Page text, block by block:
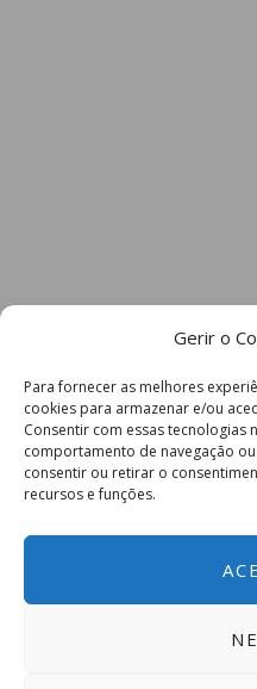
Gerir o
Para fornecer as melhores
cookies para armazenar e/ou
Consentir com essas
comportamento de navegação
consentir ou retirar o
recursos e funções.